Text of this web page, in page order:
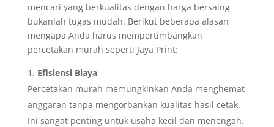
mencari yang berkualitas dengan harga bersaing
bukanlah tugas mudah. Berikut beberapa alasan
mengapa Anda harus mempertimbangkan
percetakan murah seperti Jaya Print:
Efisiensi Biaya
Percetakan murah memungkinkan Anda menghemat
anggaran tanpa mengorbankan kualitas hasil cetak.
Ini sangat penting untuk usaha kecil dan menengah.